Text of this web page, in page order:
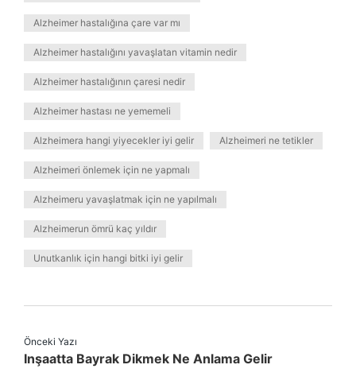
Alzheimer hastalığına çare var mı
Alzheimer hastalığını yavaşlatan vitamin nedir
Alzheimer hastalığının çaresi nedir
Alzheimer hastası ne yememeli
Alzheimera hangi yiyecekler iyi gelir Alzheimeri ne tetikler
Alzheimeri önlemek için ne yapmalı
Alzheimeru yavaşlatmak için ne yapılmalı
Alzheimerun ömrü kaç yıldır
Unutkanlık için hangi bitki iyi gelir
Önceki Yazı
Inşaatta Bayrak Dikmek Ne Anlama Gelir